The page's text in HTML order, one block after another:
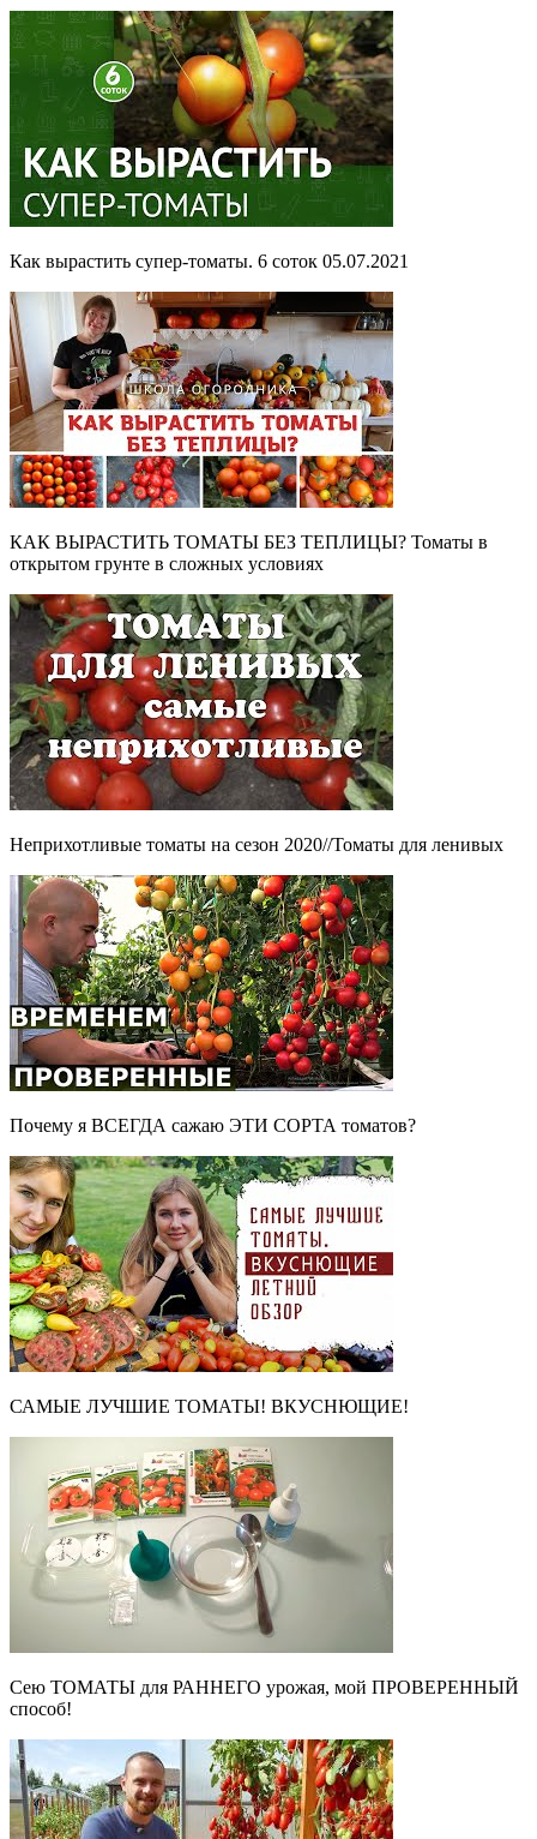
Как вырастить супер-томаты. 6 соток 05.07.2021
КАК ВЫРАСТИТЬ ТОМАТЫ БЕЗ ТЕПЛИЦЫ? Томаты в
открытом грунте в сложных условиях
Неприхотливые томаты на сезон 2020//Томаты для ленивых
Почему я ВСЕГДА сажаю ЭТИ СОРТА томатов?
САМЫЕ ЛУЧШИЕ ТОМАТЫ! ВКУСНЮЩИЕ!
Сею ТОМАТЫ для РАННЕГО урожая, мой ПРОВЕРЕННЫЙ
способ!